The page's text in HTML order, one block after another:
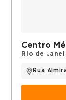
Centro
Rio de
Rua